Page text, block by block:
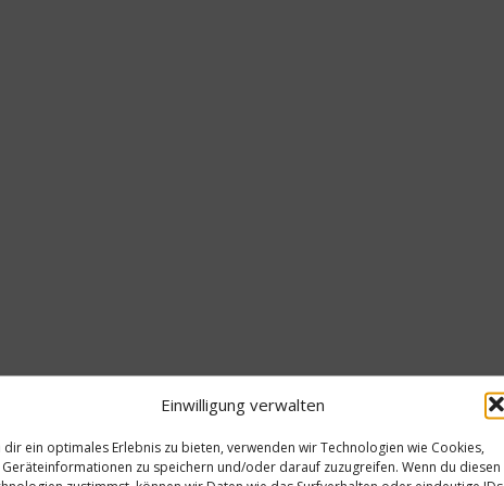
Einwilligung verwalten
dir ein optimales Erlebnis zu bieten, verwenden wir Technologien wie Cookies,
Geräteinformationen zu speichern und/oder darauf zuzugreifen. Wenn du diesen